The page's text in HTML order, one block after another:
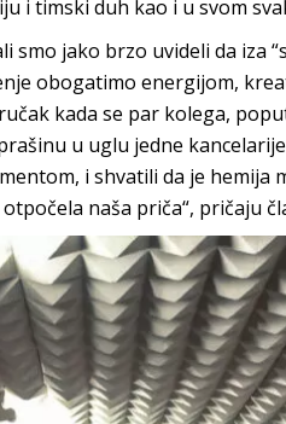
i timski duh kao i u svom
jako brzo uvideli da iza
obogatimo energijom,
kada se par kolega,
u uglu jedne
i shvatili da je hemija
naša priča“, pričaju